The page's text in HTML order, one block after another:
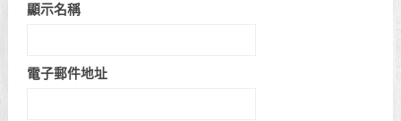
顯示名稱
電子郵件地址